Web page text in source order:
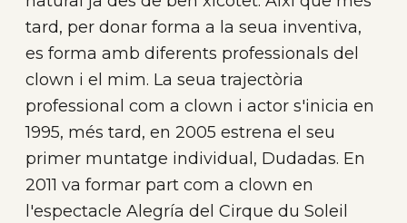
tard, per donar forma a la seua inventiva,
es forma amb diferents professionals del
clown i el mim. La seua trajectòria
professional com a clown i actor s'inicia en
1995, més tard, en 2005 estrena el seu
primer muntatge individual, Dudadas. En
2011 va formar part com a clown en
l'espectacle Alegría del Cirque du Soleil